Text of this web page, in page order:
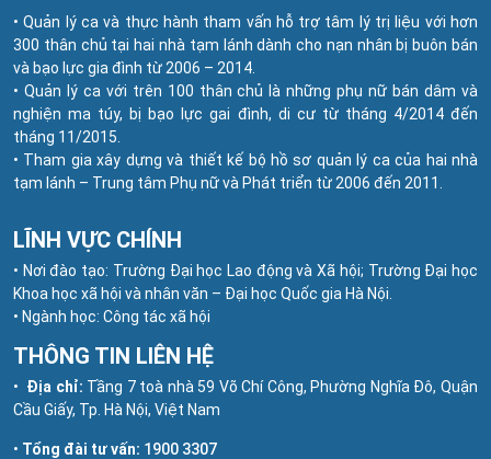
• Quản lý ca và thực hành tham vấn hỗ trợ tâm lý trị liệu với hơn
300 thân chủ tại hai nhà tạm lánh dành cho nạn nhân bị buôn bán
và bạo lực gia đình từ 2006 – 2014.
• Quản lý ca với trên 100 thân chủ là những phụ nữ bán dâm và
nghiện ma túy, bị bạo lực gai đình, di cư từ tháng 4/2014 đến
tháng 11/2015.
• Tham gia xây dựng và thiết kế bộ hồ sơ quản lý ca của hai nhà
tạm lánh – Trung tâm Phụ nữ và Phát triển từ 2006 đến 2011.
LĨNH VỰC CHÍNH
• Nơi đào tạo: Trường Đại học Lao động và Xã hội; Trường Đại học
Khoa học xã hội và nhân văn – Đại học Quốc gia Hà Nội.
• Ngành học: Công tác xã hội
THÔNG TIN LIÊN HỆ
• Địa chỉ: Tầng 7 toà nhà 59 Võ Chí Công, Phường Nghĩa Đô, Quận
Cầu Giấy, Tp. Hà Nội, Việt Nam
• Tổng đài tư vấn: 1900 3307